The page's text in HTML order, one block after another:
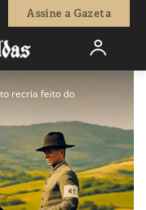
Assine a Gazeta
recria feito do